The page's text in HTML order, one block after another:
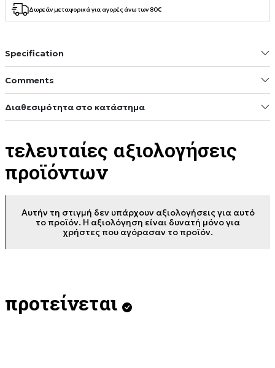
Δωρεάν μεταφορικά για αγορές άνω των 80€
Specification
Comments
Διαθεσιμότητα στο κατάστημα
τελευταίες αξιολογήσεις
προϊόντων
Αυτήν τη στιγμή δεν υπάρχουν αξιολογήσεις για αυτό
το προϊόν. Η αξιολόγηση είναι δυνατή μόνο για
χρήστες που αγόρασαν το προϊόν.
προτείνεται